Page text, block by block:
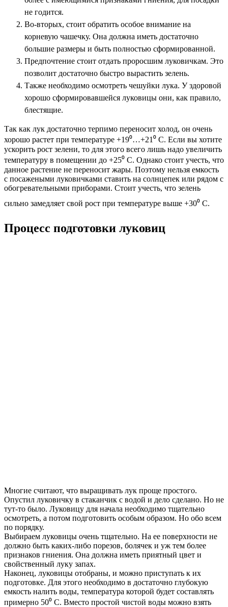
не годится.
Во-вторых, стоит обратить особое внимание на
корневую чашечку. Она должна иметь достаточно
большие размеры и быть полностью сформированной.
Предпочтение стоит отдать проросшим луковичкам. Это
позволит достаточно быстро вырастить зелень.
Также необходимо осмотреть чешуйки лука. У здоровой
хорошо сформировавшейся луковицы они, как правило,
блестящие.
Так как лук достаточно терпимо переносит холод, он очень
хорошо растет при температуре +19⁰…+21⁰ С. Если вы хотите
ускорить рост зелени, то для этого всего лишь надо увеличить
температуру в помещении до +25⁰ С. Однако стоит учесть, что
данное растение не переносит жары. Поэтому нельзя емкость
с посажеными луковичками ставить на солнцепек или рядом с
обогревательными приборами. Стоит учесть, что зелень
сильно замедляет свой рост при температуре выше +30⁰ С.
Процесс подготовки луковиц
Многие считают, что выращивать лук проще простого.
Опустил луковичку в стаканчик с водой и дело сделано. Но не
тут-то было. Луковицу для начала необходимо тщательно
осмотреть, а потом подготовить особым образом. Но обо всем
по порядку.
Выбираем луковицы очень тщательно. На ее поверхности не
должно быть каких-либо порезов, болячек и уж тем более
признаков гниения. Она должна иметь приятный цвет и
свойственный луку запах.
Наконец, луковицы отобраны, и можно приступать к их
подготовке. Для этого необходимо в достаточно глубокую
емкость налить воды, температура которой будет составлять
примерно 50⁰ С. Вместо простой чистой воды можно взять